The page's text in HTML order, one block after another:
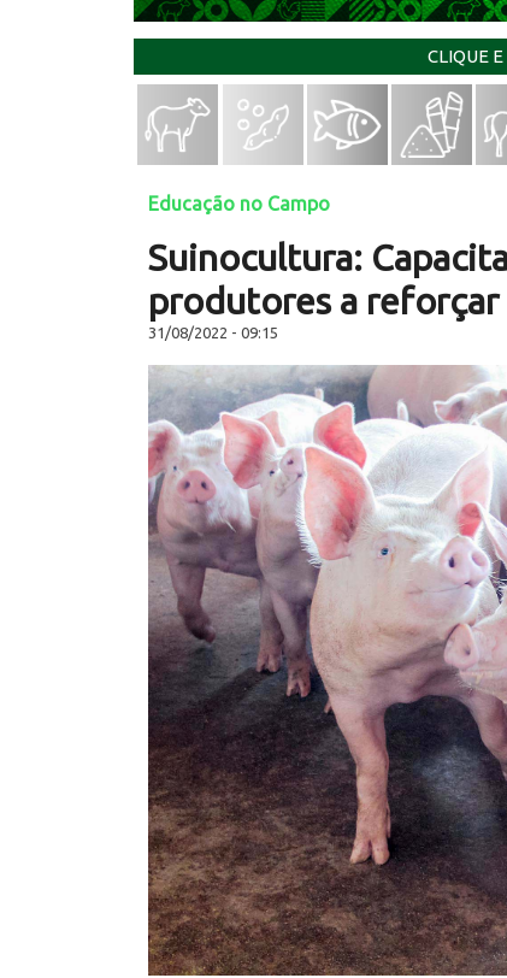
CLIQUE
Educação no Campo
Suinocultura:
produtores a
31/08/2022 - 09:15